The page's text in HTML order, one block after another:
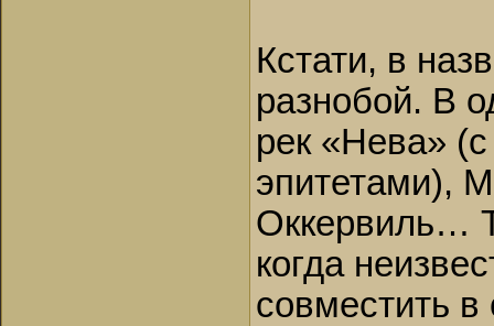
Кстати, в
разнобой. В
рек «Нева»
эпитетами),
Оккервиль…
когда
совместить в